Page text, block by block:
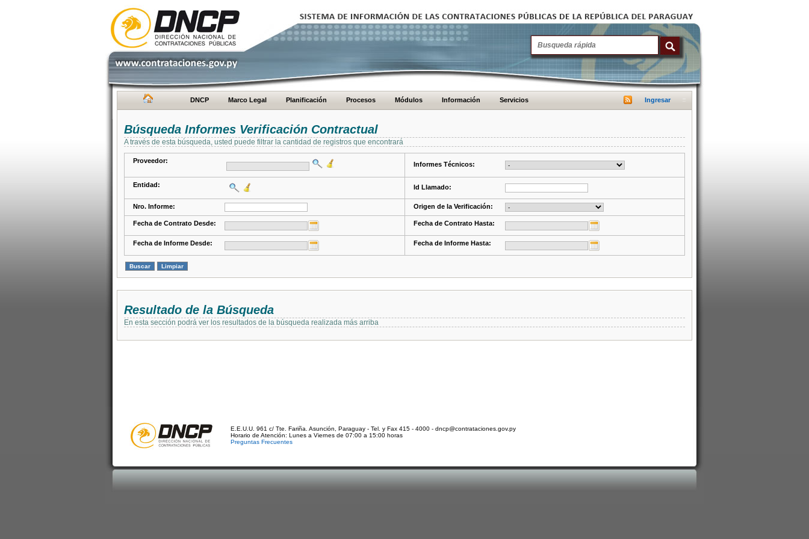
DNCP Marco Legal Planificación Procesos Módulos Información Servicios Ingresar
Búsqueda Informes Verificación Contractual
A través de esta búsqueda, usted puede filtrar la cantidad de registros que encontrará
Proveedor: Informes Técnicos:
Entidad: Id Llamado:
Nro. Informe: Origen de la Verificación:
Fecha de Contrato Desde: Fecha de Contrato Hasta:
Fecha de Informe Desde: Fecha de Informe Hasta:
Resultado de la Búsqueda
En esta sección podrá ver los resultados de la búsqueda realizada más arriba
E.E.U.U. 961 c/ Tte. Fariña. Asunción, Paraguay - Tel. y Fax 415 - 4000 - dncp@contrataciones.gov.py
Horario de Atención: Lunes a Viernes de 07:00 a 15:00 horas
Preguntas Frecuentes